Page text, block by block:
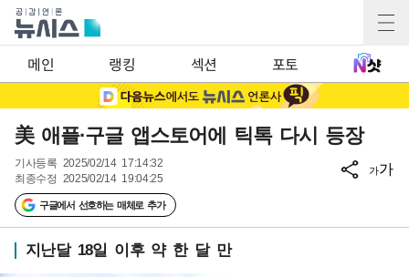
메인 랭킹 섹션 포토
美 애플·구글 앱스토어에 틱톡 다시 등장
기사등록 2025/02/14 17:14:32
최종수정 2025/02/14 19:04:25
구글에서 선호하는 매체로 추가
가가
지난달 18일 이후 약 한 달 만